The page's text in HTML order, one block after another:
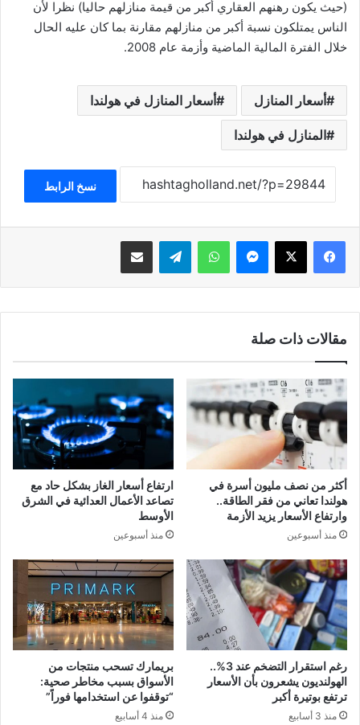
(حيث يكون رهنهم العقاري أكبر من قيمة منازلهم حاليا) نظرا لأن
الناس يمتلكون نسبة أكبر من منازلهم مقارنة بما كان عليه الحال
خلال الفترة المالية الماضية وأزمة عام 2008.
أسعار المنازل أسعار المنازل في هولندا
المنازل في هولندا
نسخ الرابط
فيسبوك ‫X ماسنجر واتساب تيلقرام مشاركة عبر البريد
مقالات ذات صلة
أكثر من نصف مليون أسرة في
هولندا تعاني من فقر الطاقة..
وارتفاع الأسعار يزيد الأزمة
منذ أسبوعين
ارتفاع أسعار الغاز بشكل حاد مع
تصاعد الأعمال العدائية في الشرق
الأوسط
منذ أسبوعين
رغم استقرار التضخم عند 3%..
الهولنديون يشعرون بأن الأسعار
ترتفع بوتيرة أكبر
منذ 3 أسابيع
بريمارك تسحب منتجات من
الأسواق بسبب مخاطر صحية:
“توقفوا عن استخدامها فوراً”
منذ 4 أسابيع